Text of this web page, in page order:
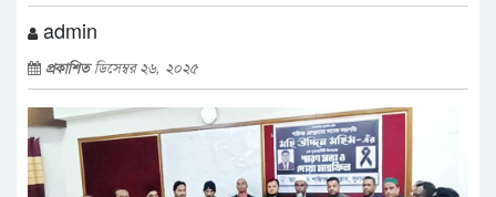
admin
প্রকাশিতডিসেম্বর ২৬, ২০২৫